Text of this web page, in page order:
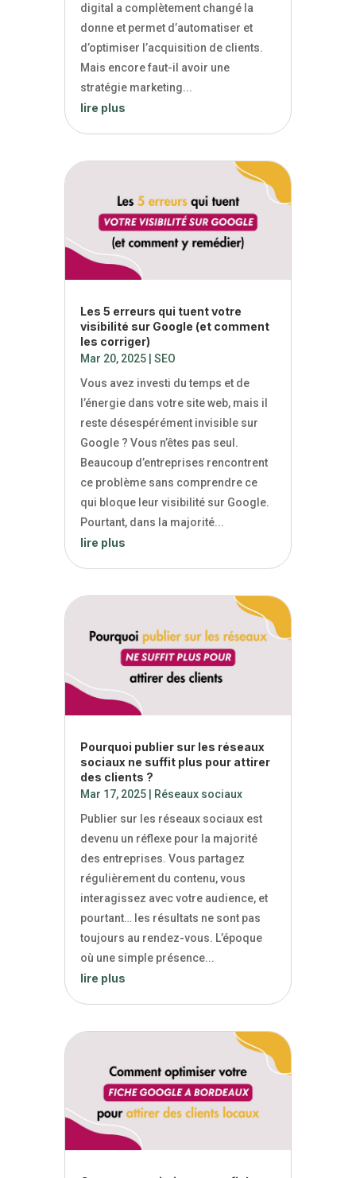
digital a complètement changé la
donne et permet d’automatiser et
d’optimiser l’acquisition de clients.
Mais encore faut-il avoir une
stratégie marketing...
lire plus
Les 5 erreurs qui tuent votre
visibilité sur Google (et comment
les corriger)
Mar 20, 2025| SEO
Vous avez investi du temps et de
l’énergie dans votre site web, mais il
reste désespérément invisible sur
Google ? Vous n’êtes pas seul.
Beaucoup d’entreprises rencontrent
ce problème sans comprendre ce
qui bloque leur visibilité sur Google.
Pourtant, dans la majorité...
lire plus
Pourquoi publier sur les réseaux
sociaux ne suffit plus pour attirer
des clients ?
Mar 17, 2025|
Réseaux sociaux
Publier sur les réseaux sociaux est
devenu un réflexe pour la majorité
des entreprises. Vous partagez
régulièrement du contenu, vous
interagissez avec votre audience, et
pourtant… les résultats ne sont pas
toujours au rendez-vous. L’époque
où une simple présence...
lire plus